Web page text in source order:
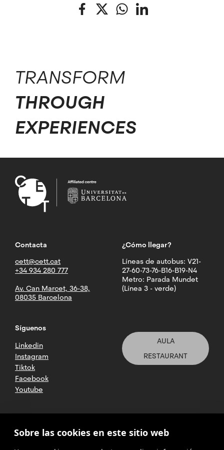
Facebook
Twitter WhatsApp
TRANSFORM
THROUGH
EXPERIENCES
Contacta
cett@cett.cat
+34 934 280 777
Av. Can Marcet, 36-38,
08035 Barcelona
¿Cómo llegar?
Líneas de autobus: V21-
27-60-73-76-B16-B19-N4
Metro: Parada Mundet
(Línea 3 - verde)
Síguenos
Linkedin
Instagram
Tiktok
Facebook
Youtube
AULA
RESTAURANT
2025 CETT. Todos los derechos
reservados
Sobre las cookies en este sitio web